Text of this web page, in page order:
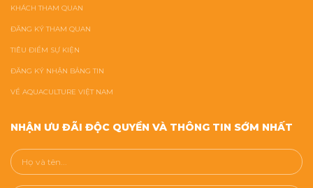
KHÁCH THAM QUAN
ĐĂNG KÝ THAM QUAN
TIÊU ĐIỂM SỰ KIỆN
ĐĂNG KÝ NHẬN BẢNG TIN
VỀ AQUACULTURE VIỆT NAM
NHẬN ƯU ĐÃI ĐỘC QUYỀN VÀ THÔNG TIN SỚM NHẤT